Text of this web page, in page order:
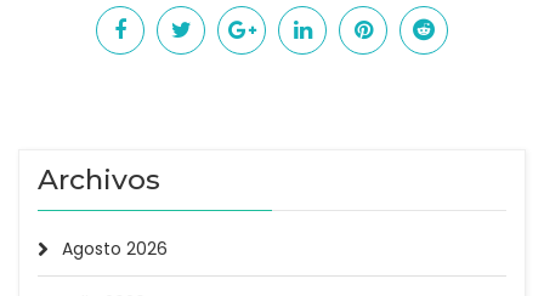
Archivos
Agosto 2026